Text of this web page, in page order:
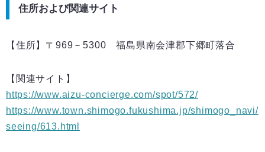
住所および関連サイト
【住所】〒969－5300 福島県南会津郡下郷町落合
【関連サイト】
https://www.aizu-concierge.com/spot/572/
https://www.town.shimogo.fukushima.jp/shimogo_navi/
seeing/613.html